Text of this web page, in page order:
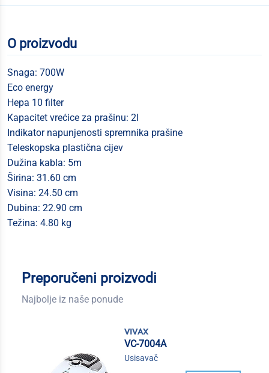
O proizvodu
Snaga: 700W
Eco energy
Hepa 10 filter
Kapacitet vrećice za prašinu: 2l
Indikator napunjenosti spremnika prašine
Teleskopska plastična cijev
Dužina kabla: 5m
Širina: 31.60 cm
Visina: 24.50 cm
Dubina: 22.90 cm
Težina: 4.80 kg
Preporučeni proizvodi
Najbolje iz naše ponude
vivax
VC-7004A
Usisavač